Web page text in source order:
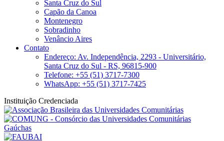
Santa Cruz do Sul
Capão da Canoa
Montenegro
Sobradinho
Venâncio Aires
Contato
Endereço: Av. Independência, 2293 - Universitário,
Santa Cruz do Sul - RS, 96815-900
Telefone: +55 (51) 3717-7300
WhatsApp: +55 (51) 3717-7425
Instituição Credenciada